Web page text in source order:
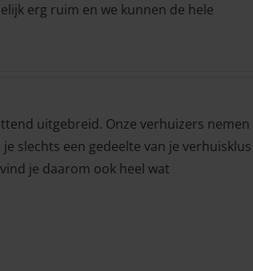
erg ruim en we kunnen de hele
uitgebreid. Onze verhuizers nemen
slechts een gedeelte van je verhuisklus
je daarom ook heel wat